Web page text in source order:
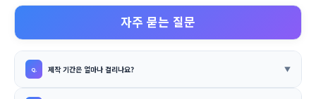
자주 묻는 질문
제작 기간은 얼마나 걸리나요?